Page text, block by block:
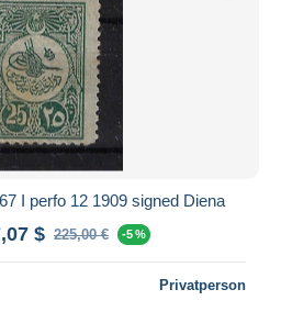
I perfo 12 1909 signed Diena
$ 225,00 € -5 %
Privatperson